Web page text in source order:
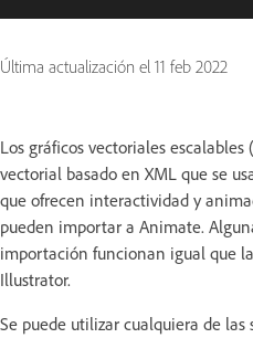
Última actualización el 11 feb 2022
Los gráficos vectoriales
vectorial basado en XML que se
que ofrecen interactividad y
pueden importar a Animate.
importación funcionan igual que
Illustrator.
Se puede utilizar cualquiera de